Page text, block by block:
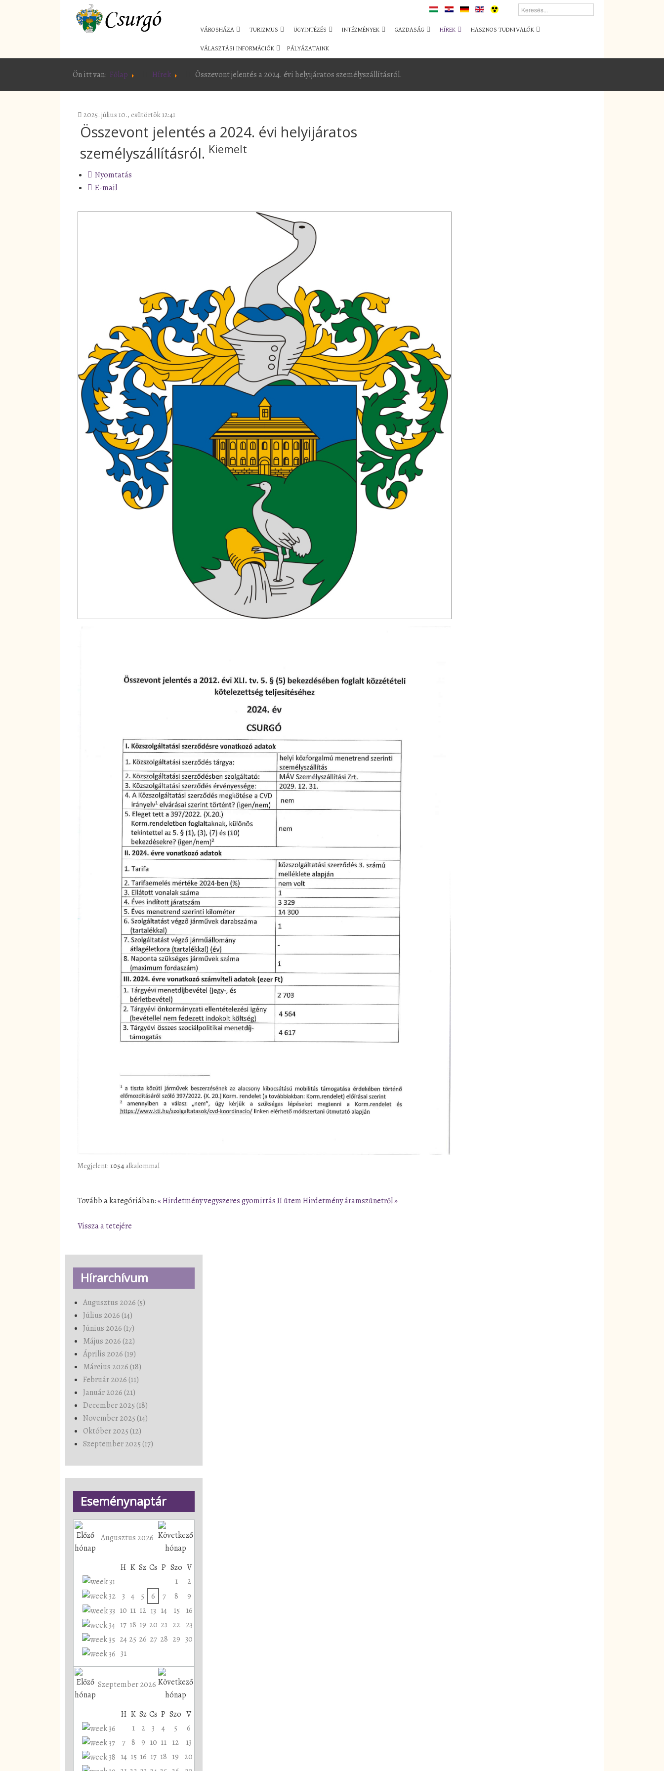
VÁROSHÁZA TURIZMUS ÜGYINTÉZÉS INTÉZMÉNYEK GAZDASÁG HÍREK HASZNOS TUDNIVALÓK
VÁLASZTÁSI INFORMÁCIÓK PÁLYÁZATAINK
Ön itt van: Főlap Hírek Összevont jelentés a 2024. évi helyijáratos személyszállításról.
2025. július 10., csütörtök 12:41
Összevont jelentés a 2024. évi helyijáratos
személyszállításról. Kiemelt
Nyomtatás
E-mail
Megjelent: 1054 alkalommal
Tovább a kategóriában:« Hirdetmény vegyszeres gyomirtás II ütemHirdetmény áramszünetről »
Vissza a tetejére
Hírarchívum
Augusztus 2026 (5)
Július 2026 (14)
Június 2026 (17)
Május 2026 (22)
Április 2026 (19)
Március 2026 (18)
Február 2026 (11)
Január 2026 (21)
December 2025 (18)
November 2025 (14)
Október 2025 (12)
Szeptember 2025 (17)
Eseménynaptár
Augusztus 2026
H K Sz Cs P Szo V
1
2
3 4 5 6 7 8
9
10 11 12 13 14 15
16
17 18 19 20 21 22 23
24 25 26 27 28 29 30
31
Szeptember 2026
H K Sz Cs P Szo V
1
2 3 4 5
6
7 8 9 10 11 12
13
14 15 16 17 18 19 20